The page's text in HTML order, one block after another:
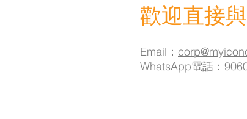
歡迎直接
Email：
WhatsApp電話：